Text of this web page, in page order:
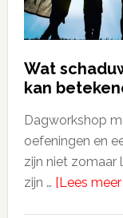
Wat
kan
Dagworkshop
oefeningen en
zijn niet zomaar
zijn … [Lees meer